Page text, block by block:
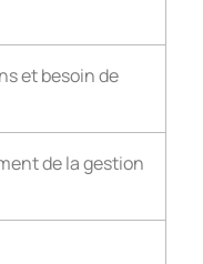
et besoin de
de la gestion